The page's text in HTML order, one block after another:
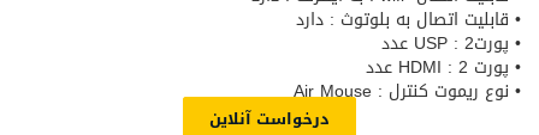
• قابلیت اتصال به بلوتوث : دارد
• پورتUSP : 2 عدد
• پورت HDMI : 2 عدد
• نوع ریموت کنترل : Air Mouse
درخواست آنلاین